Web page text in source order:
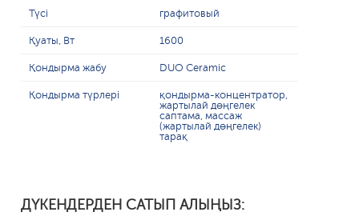
Түсі графитовый
Қуаты, Вт 1600
Қондырма жабу DUO Ceramic
Қондырма түрлері
қондырма-концентратор,
жартылай дөңгелек
саптама, массаж
(жартылай дөңгелек)
тарақ
ДҮКЕНДЕРДЕН САТЫП АЛЫҢЫЗ: